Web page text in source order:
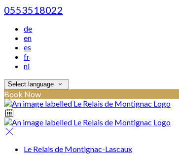
0553518022
de
en
es
fr
nl
Select language
Book Now
Le Relais de Montignac-Lascaux